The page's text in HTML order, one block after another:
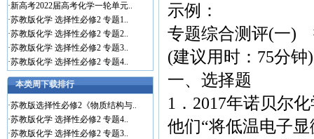
·新高考2022届高考化学一轮单元..
·苏教版化学 选择性必修2 专题1..
·苏教版化学 选择性必修2 专题2..
·苏教版化学 选择性必修2 专题3..
·苏教版化学 选择性必修2 专题4..
本类周下载排行
·苏教版选择性必修2《物质结构与..
·苏教版化学 选择性必修2 专题4..
·苏教版化学 选择性必修2 专题3..
示例：
专题综合测评(一)
(建议用时：75分钟)
一、选择题
1．2017年诺贝尔
他们“将低温电子